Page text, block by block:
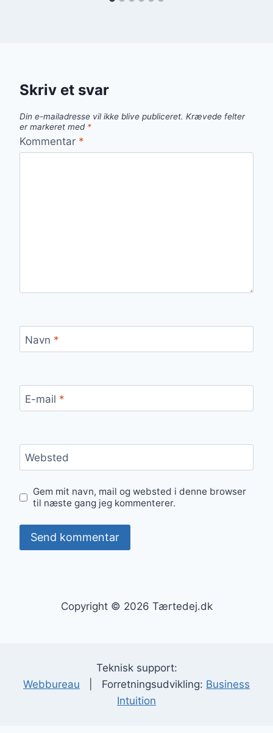
Skriv et svar
Din e-mailadresse vil ikke blive publiceret. Krævede felter
er markeret med *
Kommentar *
Navn *
E-mail *
Websted
Gem mit navn, mail og websted i denne browser
til næste gang jeg kommenterer.
Copyright © 2026 Tærtedej.dk
Teknisk support:
Webbureau | Forretningsudvikling: Business
Intuition